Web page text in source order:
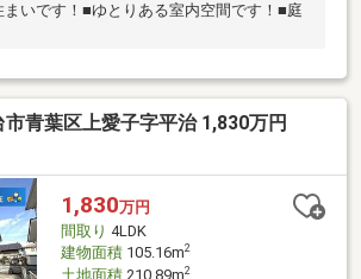
いです！■ゆとりある室内空間です！■庭
青葉区上愛子字平治 1,830万円
1,830万円
間取り 4LDK
建物面積105.16m2
土地面積210.89m2